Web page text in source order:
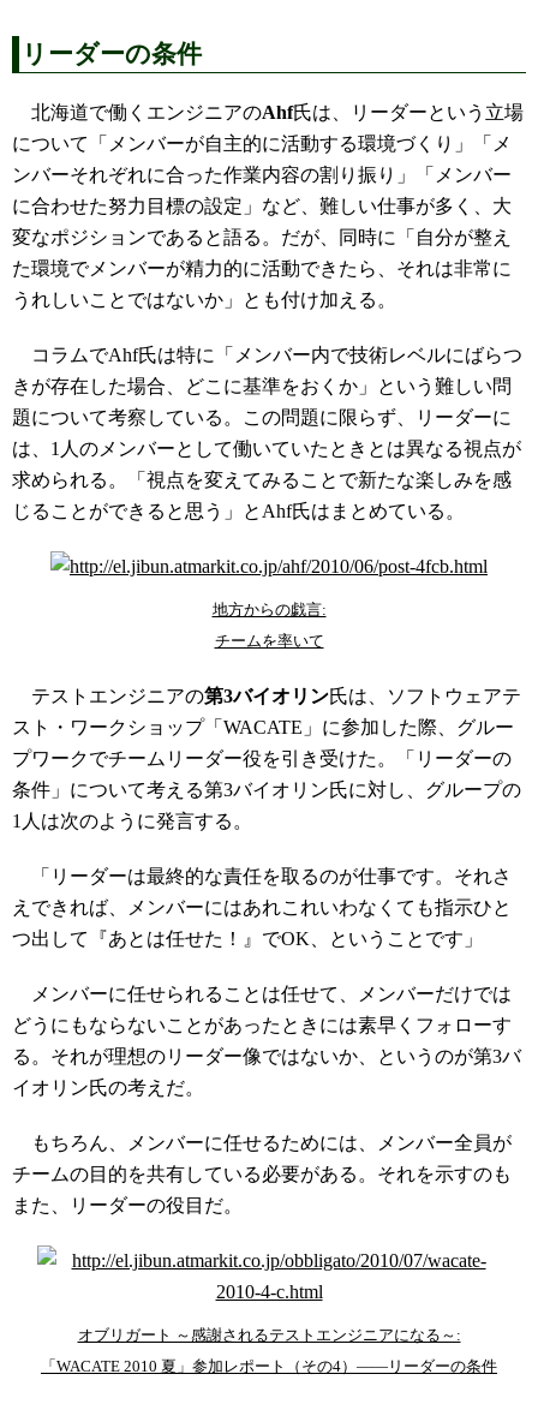
リーダーの条件
北海道で働くエンジニアのAhf氏は、リーダーという立場
について「メンバーが自主的に活動する環境づくり」「メ
ンバーそれぞれに合った作業内容の割り振り」「メンバー
に合わせた努力目標の設定」など、難しい仕事が多く、大
変なポジションであると語る。だが、同時に「自分が整え
た環境でメンバーが精力的に活動できたら、それは非常に
うれしいことではないか」とも付け加える。
コラムでAhf氏は特に「メンバー内で技術レベルにばらつ
きが存在した場合、どこに基準をおくか」という難しい問
題について考察している。この問題に限らず、リーダーに
は、1人のメンバーとして働いていたときとは異なる視点が
求められる。「視点を変えてみることで新たな楽しみを感
じることができると思う」とAhf氏はまとめている。
地方からの戯言:
チームを率いて
テストエンジニアの第3バイオリン氏は、ソフトウェアテ
スト・ワークショップ「WACATE」に参加した際、グルー
プワークでチームリーダー役を引き受けた。「リーダーの
条件」について考える第3バイオリン氏に対し、グループの
1人は次のように発言する。
「リーダーは最終的な責任を取るのが仕事です。それさ
えできれば、メンバーにはあれこれいわなくても指示ひと
つ出して『あとは任せた！』でOK、ということです」
メンバーに任せられることは任せて、メンバーだけでは
どうにもならないことがあったときには素早くフォローす
る。それが理想のリーダー像ではないか、というのが第3バ
イオリン氏の考えだ。
もちろん、メンバーに任せるためには、メンバー全員が
チームの目的を共有している必要がある。それを示すのも
また、リーダーの役目だ。
オブリガート ～感謝されるテストエンジニアになる～:
「WACATE 2010 夏」参加レポート（その4）――リーダーの条件